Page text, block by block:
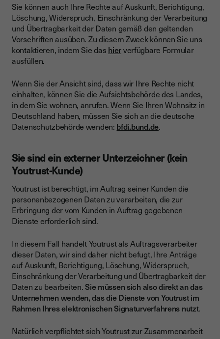
Sie können auch Ihre Rechte auf Auskunft, Berichtigung,
Löschung, Widerspruch, Einschränkung der Verarbeitung
und Übertragbarkeit der Daten gemäß den geltenden
Vorschriften ausüben. Zu diesem Zweck können Sie uns
kontaktieren, indem Sie das hierverfügbare Formular
ausfüllen.
Wenn Sie der Ansicht sind, dass wir Ihre Rechte nicht
einhalten, können Sie die Aufsichtsbehörde des Landes,
in dem Sie wohnen, anrufen. Wenn Sie Ihren Wohnsitz in
Deutschland haben, müssen Sie sich an die deutsche
Datenschutzbehörde wenden: bfdi.bund.de.
Sie sind ein externer Unterzeichner (kein
Youtrust-Kunde)
Youtrust ist berechtigt, im Auftrag seiner Kunden die
personenbezogenen Daten zu verarbeiten, die zur
Erbringung der vom Kunden in Auftrag gegebenen
Dienste erforderlich sind.
In diesem Fall handelt Youtrust als Auftragsverarbeiter
dieser Daten, wir sind daher nicht befugt, Ihre Anträge
auf Auskunft, Berichtigung, Löschung, Widerspruch,
Einschränkung der Verarbeitung und Übertragbarkeit der
Daten zu bearbeiten.Sie müssen sich also direkt an das
Unternehmen wenden, das die Dienste von Youtrust im
Rahmen Ihres elektronischen Signaturverfahrens nutzt.
Natürlich verpflichtet sich Youtrust zur Zusammenarbeit